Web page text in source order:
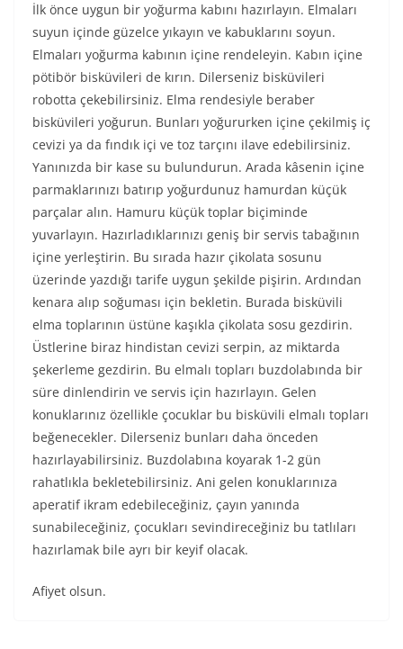
İlk önce uygun bir yoğurma kabını hazırlayın. Elmaları
suyun içinde güzelce yıkayın ve kabuklarını soyun.
Elmaları yoğurma kabının içine rendeleyin. Kabın içine
pötibör bisküvileri de kırın. Dilerseniz bisküvileri
robotta çekebilirsiniz. Elma rendesiyle beraber
bisküvileri yoğurun. Bunları yoğururken içine çekilmiş iç
cevizi ya da fındık içi ve toz tarçını ilave edebilirsiniz.
Yanınızda bir kase su bulundurun. Arada kâsenin içine
parmaklarınızı batırıp yoğurdunuz hamurdan küçük
parçalar alın. Hamuru küçük toplar biçiminde
yuvarlayın. Hazırladıklarınızı geniş bir servis tabağının
içine yerleştirin. Bu sırada hazır çikolata sosunu
üzerinde yazdığı tarife uygun şekilde pişirin. Ardından
kenara alıp soğuması için bekletin. Burada bisküvili
elma toplarının üstüne kaşıkla çikolata sosu gezdirin.
Üstlerine biraz hindistan cevizi serpin, az miktarda
şekerleme gezdirin. Bu elmalı topları buzdolabında bir
süre dinlendirin ve servis için hazırlayın. Gelen
konuklarınız özellikle çocuklar bu bisküvili elmalı topları
beğenecekler. Dilerseniz bunları daha önceden
hazırlayabilirsiniz. Buzdolabına koyarak 1-2 gün
rahatlıkla bekletebilirsiniz. Ani gelen konuklarınıza
aperatif ikram edebileceğiniz, çayın yanında
sunabileceğiniz, çocukları sevindireceğiniz bu tatlıları
hazırlamak bile ayrı bir keyif olacak.
Afiyet olsun.